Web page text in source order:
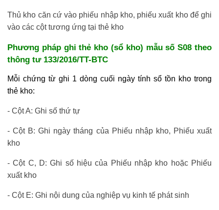
Thủ kho căn cứ vào phiếu nhập kho, phiếu xuất kho để ghi
vào các cột tương ứng tại thẻ kho
Phương pháp ghi thẻ kho (sổ kho) mẫu số S08 theo
thông tư 133/2016/TT-BTC
Mỗi chứng từ ghi 1 dòng cuối ngày tính sổ tồn kho trong
thẻ kho:
- Cột A: Ghi số thứ tự
- Cột B: Ghi ngày tháng của Phiếu nhập kho, Phiếu xuất
kho
- Cột C, D: Ghi số hiệu của Phiếu nhập kho hoặc Phiếu
xuất kho
- Cột E: Ghi nội dung của nghiệp vụ kinh tế phát sinh